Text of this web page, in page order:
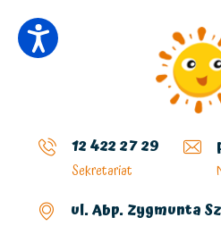
12 422 27 29
Sekretariat
ul. Abp. Zygmunta